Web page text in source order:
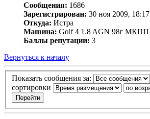
Сообщения: 1686
Зарегистрирован: 30 ноя 2009, 18:17
Откуда: Истра
Машина: Golf 4 1.8 AGN 98г МКПП
Баллы репутации: 3
Вернуться к началу
Показать сообщения за:
сортировки